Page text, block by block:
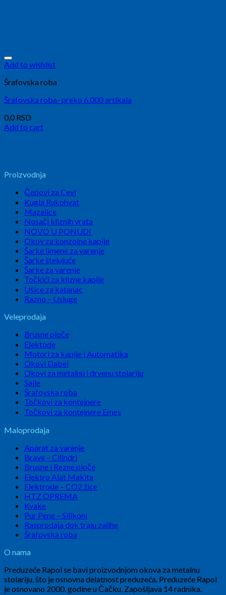
Add to wishlist
Šrafovska roba
Šrafovska roba- preko 6.000 artikala
0,0 RSD
Add to cart
Proizvodnja
Čepovi za Cevi
Kugla Rukohvat
Mazalice
Nosači kliznih vrata
NOVO U PONUDI
Okov za konzolne kapije
Šarke limene za varenje
Šarke štelujuće
Šarke za varenje
Točkići za klizne kapije
Ušice za katanac
Razno – Usluge
Veleprodaja
Brusne ploče
Elektode
Motori za kapije i Automatika
Okovi Dabel
Okovi za metalnu i drvenu stolariju
Sajle
Šrafovska roba
Točkovi za kontejnere
Točkovi za kontejnere Emes
Maloprodaja
Aparat za varenje
Brave – Cilindri
Brusne i Rezne ploče
Elektro Alat Makita
Elektrode – CO2 žice
HTZ OPREMA
Kvake
Pur Pene – Silikoni
Rasprodaja dok traju zalihe
Šrafovska roba
O nama
Preduzeće Rapol se bavi proizvodnjom okova za metalnu
stolariju, što je osnovna delatnost preduzeća. Preduzeće Rapol
je osnovano 2000. godine u Čačku. Zapošljava 14 radnika.